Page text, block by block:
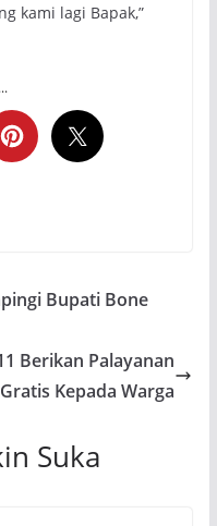
kami lagi Bapak,”
Bupati Bone
Berikan Palayanan
Kepada Warga
Suka